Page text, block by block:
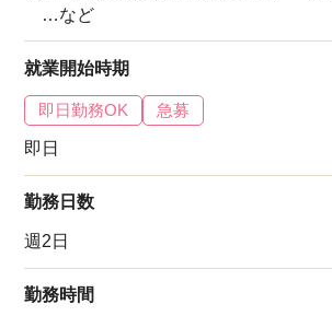
…など
就業開始時期
即日勤務OK 急募
即日
勤務日数
週2日
勤務時間